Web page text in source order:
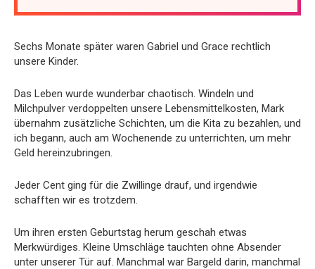
Sechs Monate später waren Gabriel und Grace rechtlich
unsere Kinder.
Das Leben wurde wunderbar chaotisch. Windeln und
Milchpulver verdoppelten unsere Lebensmittelkosten, Mark
übernahm zusätzliche Schichten, um die Kita zu bezahlen, und
ich begann, auch am Wochenende zu unterrichten, um mehr
Geld hereinzubringen.
Jeder Cent ging für die Zwillinge drauf, und irgendwie
schafften wir es trotzdem.
Um ihren ersten Geburtstag herum geschah etwas
Merkwürdiges. Kleine Umschläge tauchten ohne Absender
unter unserer Tür auf. Manchmal war Bargeld darin, manchmal